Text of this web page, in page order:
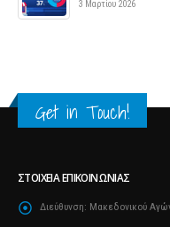
Get in Touch!
ΣΤΟΙΧΕΊΑ ΕΠΙΚΟΙΝΩΝΊΑΣ
Διεύθυνση: Μακεδονικού